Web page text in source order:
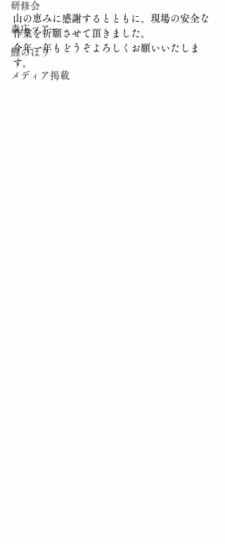
研修会
森庄ツアー
鯉のぼり
メディア掲載
山の恵みに感謝するとともに、現場の安全な
作業を祈願させて頂きました。
今年一年もどうぞよろしくお願いいたしま
す。